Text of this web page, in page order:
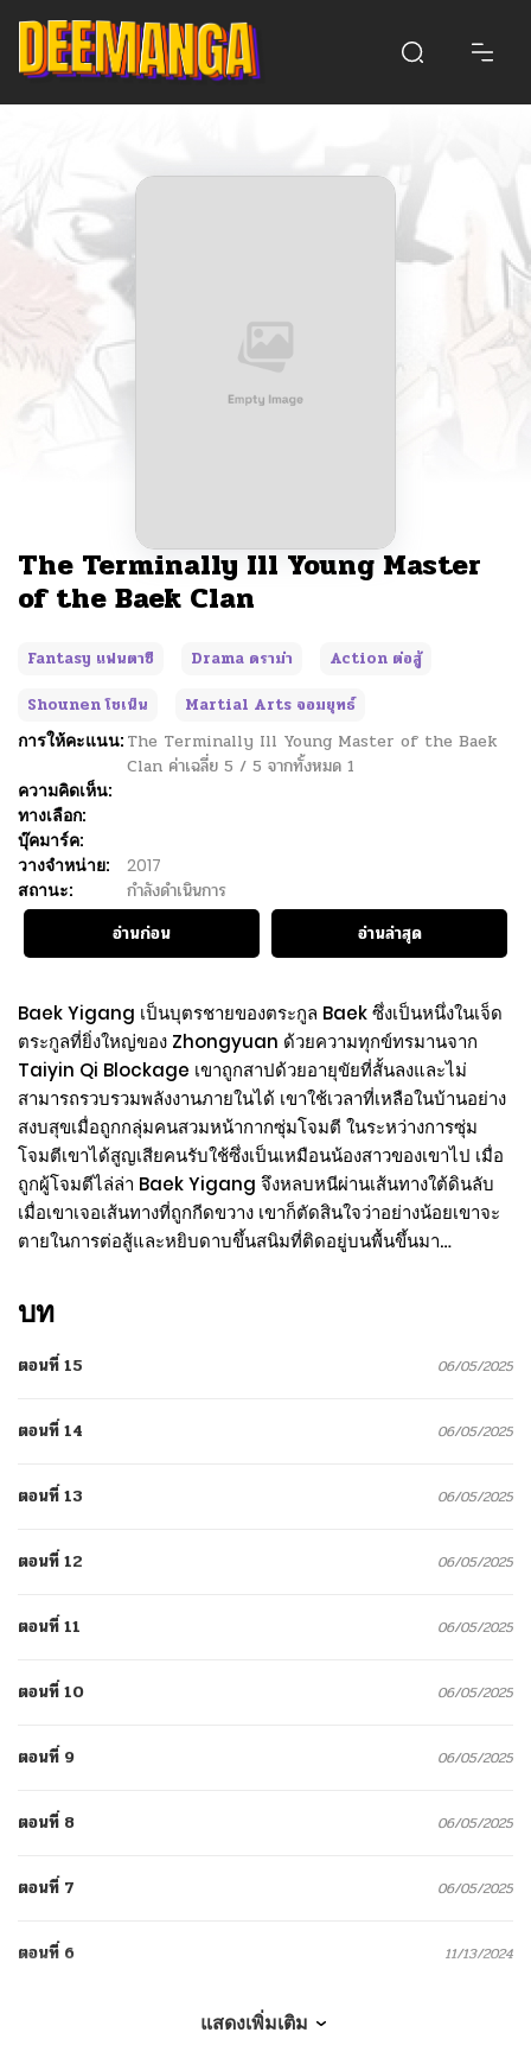
The Terminally Ill Young Master
of the Baek Clan
Fantasy แฟนตาซี Drama ดราม่า
Action ต่อสู้
Shounen โชเน็น
Martial Arts จอมยุทธ์
การให้คะแนน: The Terminally Ill Young Master of the Baek
Clan ค่าเฉลี่ย 5 / 5 จากทั้งหมด 1
ความคิดเห็น:
ทางเลือก:
บุ๊คมาร์ค:
วางจำหน่าย:
2017
สถานะ:
กำลังดำเนินการ
อ่านก่อน
อ่านล่าสุด
Baek Yigang เป็นบุตรชายของตระกูล Baek ซึ่งเป็นหนึ่งในเจ็ด
ตระกูลที่ยิ่งใหญ่ของ Zhongyuan ด้วยความทุกข์ทรมานจาก
Taiyin Qi Blockage เขาถูกสาปด้วยอายุขัยที่สั้นลงและไม่
สามารถรวบรวมพลังงานภายในได้ เขาใช้เวลาที่เหลือในบ้านอย่าง
สงบสุขเมื่อถูกกลุ่มคนสวมหน้ากากซุ่มโจมตี ในระหว่างการซุ่ม
โจมตีเขาได้สูญเสียคนรับใช้ซึ่งเป็นเหมือนน้องสาวของเขาไป เมื่อ
ถูกผู้โจมตีไล่ล่า Baek Yigang จึงหลบหนีผ่านเส้นทางใต้ดินลับ
เมื่อเขาเจอเส้นทางที่ถูกกีดขวาง เขาก็ตัดสินใจว่าอย่างน้อยเขาจะ
ตายในการต่อสู้และหยิบดาบขึ้นสนิมที่ติดอยู่บนพื้นขึ้นมา…
บท
ตอนที่ 15 06/05/2025
ตอนที่ 14 06/05/2025
ตอนที่ 13 06/05/2025
ตอนที่ 12 06/05/2025
ตอนที่ 11 06/05/2025
ตอนที่ 10 06/05/2025
ตอนที่ 9 06/05/2025
ตอนที่ 8 06/05/2025
ตอนที่ 7 06/05/2025
ตอนที่ 6 11/13/2024
แสดงเพิ่มเติม